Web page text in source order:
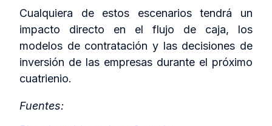
Cualquiera de estos escenarios tendrá un
impacto directo en el flujo de caja, los
modelos de contratación y las decisiones de
inversión de las empresas durante el próximo
cuatrienio.
Fuentes: